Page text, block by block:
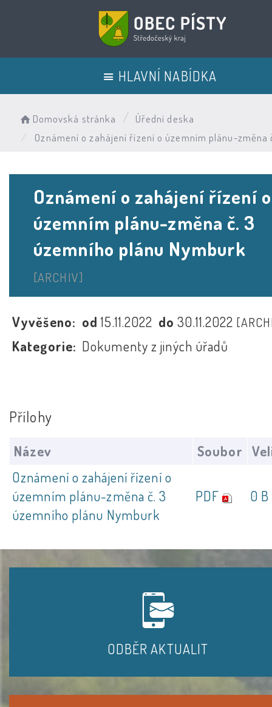
HLAVNÍ NABÍDKA
Domovská stránka
Úřední deska
Oznámení o zahájení řízení o územním plánu-
Oznámení o zahájení řízení o
územním plánu-změna č. 3
územního plánu Nymburk
[ARCHIV]
Vyvěšeno: od15.11.2022 do30.11.2022
Kategorie: Dokumenty z jiných úřadů
Přílohy
Název Soubor
Oznámení o zahájení řízení o
územním plánu-změna č. 3
územního plánu Nymburk
PDF 0 B
ODBĚR AKTUALIT